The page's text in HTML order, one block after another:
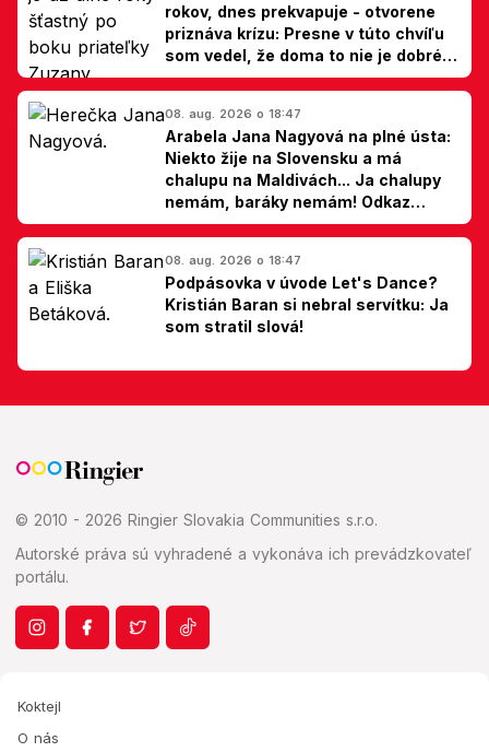
rokov, dnes prekvapuje - otvorene
priznáva krízu: Presne v túto chvíľu
som vedel, že doma to nie je dobré,
hovorí Milan Ondrík
08. aug. 2026 o 18:47
Arabela Jana Nagyová na plné ústa:
Niekto žije na Slovensku a má
chalupu na Maldivách... Ja chalupy
nemám, baráky nemám! Odkaz
Slovákom
08. aug. 2026 o 18:47
Podpásovka v úvode Let's Dance?
Kristián Baran si nebral servítku: Ja
som stratil slová!
© 2010 - 2026 Ringier Slovakia Communities s.r.o.
Autorské práva sú vyhradené a vykonáva ich prevádzkovateľ
portálu.
Koktejl
O nás